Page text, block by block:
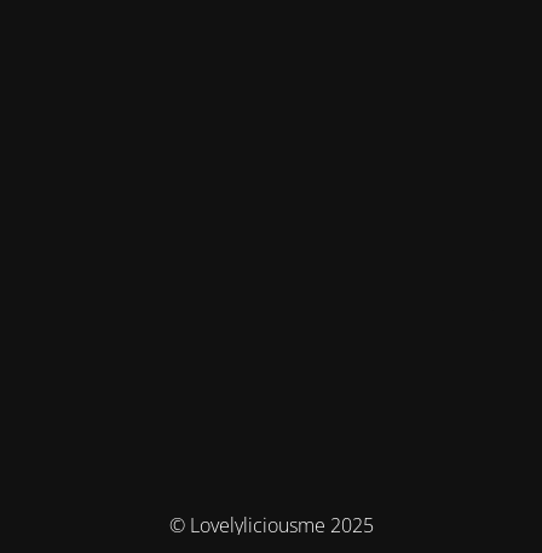
© Lovelyliciousme 2025